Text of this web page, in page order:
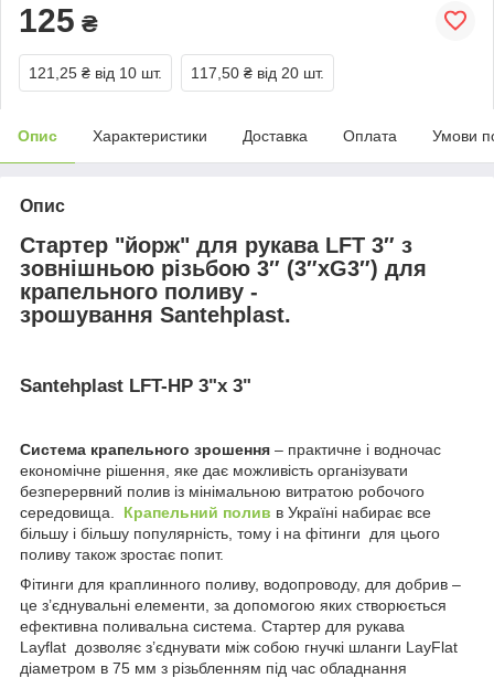
125 ₴
121,25 ₴ від 10 шт. 117,50 ₴ від 20 шт.
Опис Характеристики Доставка Оплата Умови
Опис
Стартер "йорж" для рукава LFT 3″ з
зовнішньою різьбою 3″ (3″xG3″) для
крапельного поливу -
зрошування Santehplast.
Santehplast LFT-HP 3"x 3"
Система крапельного зрошення – практичне і водночас
економічне рішення, яке дає можливість організувати
безперервний полив із мінімальною витратою робочого
середовища.
Крапельний полив в Україні набирає все
більшу і більшу популярність, тому і на фітинги для цього
поливу також зростає попит.
Фітинги для краплинного поливу, водопроводу, для добрив –
це з’єднувальні елементи, за допомогою яких створюється
ефективна поливальна система. Стартер для рукава
Layflat дозволяє з’єднувати між собою гнучкі шланги LayFlat
діаметром в 75 мм з різьбленням під час обладнання